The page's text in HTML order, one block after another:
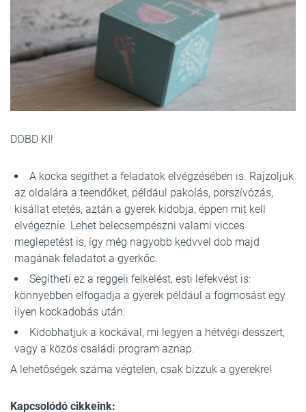
DOBD KI!
A kocka segíthet a feladatok elvégzésében is. Rajzoljuk
az oldalára a teendőket, például pakolás, porszívózás,
kisállat etetés, aztán a gyerek kidobja, éppen mit kell
elvégeznie. Lehet belecsempészni valami vicces
meglepetést is, így még nagyobb kedvvel dob majd
magának feladatot a gyerkőc.
Segítheti ez a reggeli felkelést, esti lefekvést is:
könnyebben elfogadja a gyerek például a fogmosást egy
ilyen kockadobás után.
Kidobhatjuk a kockával, mi legyen a hétvégi desszert,
vagy a közös családi program aznap.
A lehetőségek száma végtelen, csak bízzuk a gyerekre!
Kapcsolódó cikkeink: